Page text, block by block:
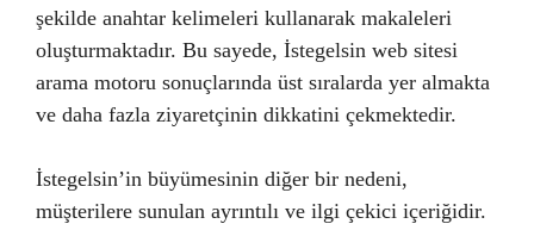
şekilde anahtar kelimeleri kullanarak makaleleri
oluşturmaktadır. Bu sayede, İstegelsin web sitesi
arama motoru sonuçlarında üst sıralarda yer almakta
ve daha fazla ziyaretçinin dikkatini çekmektedir.
İstegelsin’in büyümesinin diğer bir nedeni,
müşterilere sunulan ayrıntılı ve ilgi çekici içeriğidir.